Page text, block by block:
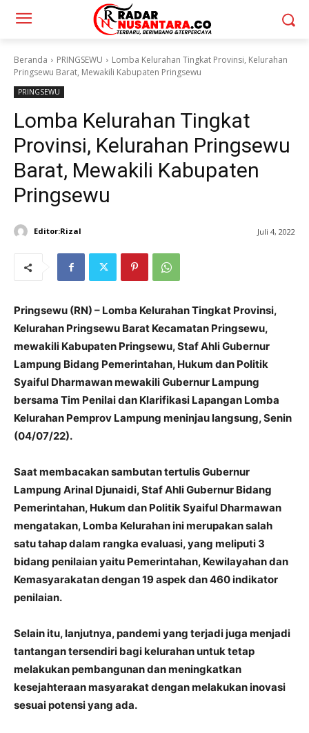
Beranda PRINGSEWU
Lomba Kelurahan Tingkat Provinsi, Kelurahan
Pringsewu Barat, Mewakili Kabupaten Pringsewu
PRINGSEWU
Lomba Kelurahan Tingkat
Provinsi, Kelurahan Pringsewu
Barat, Mewakili Kabupaten
Pringsewu
Editor:Rizal Juli 4, 2022
Pringsewu (RN) – Lomba Kelurahan Tingkat Provinsi,
Kelurahan Pringsewu Barat Kecamatan Pringsewu,
mewakili Kabupaten Pringsewu, Staf Ahli Gubernur
Lampung Bidang Pemerintahan, Hukum dan Politik
Syaiful Dharmawan mewakili Gubernur Lampung
bersama Tim Penilai dan Klarifikasi Lapangan Lomba
Kelurahan Pemprov Lampung meninjau langsung, Senin
(04/07/22).
Saat membacakan sambutan tertulis Gubernur
Lampung Arinal Djunaidi, Staf Ahli Gubernur Bidang
Pemerintahan, Hukum dan Politik Syaiful Dharmawan
mengatakan, Lomba Kelurahan ini merupakan salah
satu tahap dalam rangka evaluasi, yang meliputi 3
bidang penilaian yaitu Pemerintahan, Kewilayahan dan
Kemasyarakatan dengan 19 aspek dan 460 indikator
penilaian.
Selain itu, lanjutnya, pandemi yang terjadi juga menjadi
tantangan tersendiri bagi kelurahan untuk tetap
melakukan pembangunan dan meningkatkan
kesejahteraan masyarakat dengan melakukan inovasi
sesuai potensi yang ada.